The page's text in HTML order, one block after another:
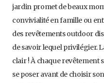
jardin promet de beaux
convivialité en famille ou
des revêtements outdoor
de savoir lequel privilégier.
clair ! À chaque revêtement
se poser avant de choisir